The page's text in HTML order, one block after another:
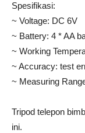
Spesifikasi:
~ Voltage: DC 6V
~ Battery: 4 * AA
~ Working
~ Accuracy: test
~ Measuring
Tripod telepon
ini.